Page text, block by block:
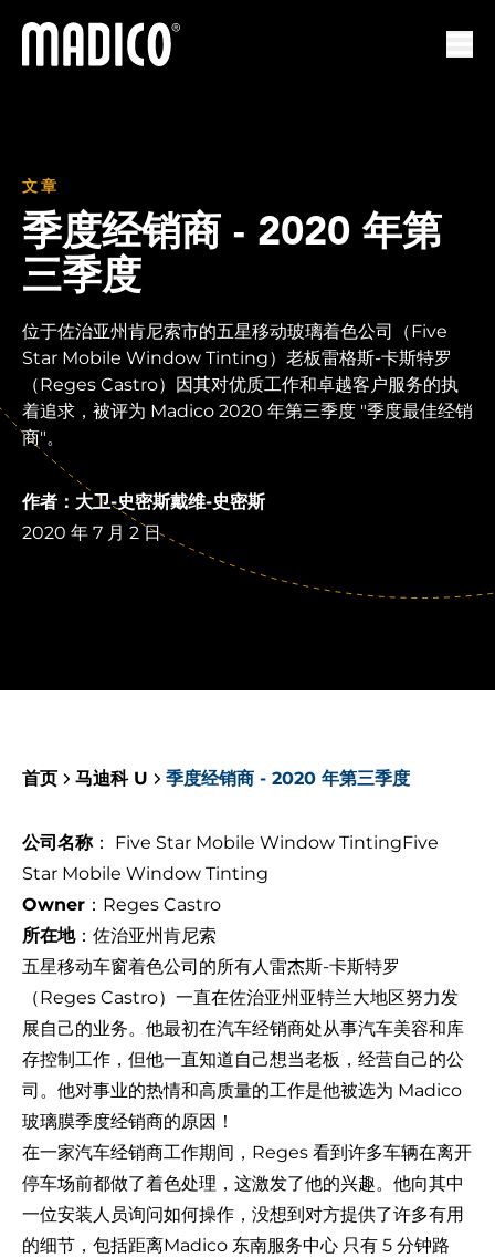
马迪科
文章
季度经销商 - 2020 年第
三季度
位于佐治亚州肯尼索市的五星移动玻璃着色公司（Five
Star Mobile Window Tinting）老板雷格斯-卡斯特罗
（Reges Castro）因其对优质工作和卓越客户服务的执
着追求，被评为 Madico 2020 年第三季度 "季度最佳经销
商"。
作者：大卫-史密斯戴维-史密斯
2020 年 7 月 2 日
首页 马迪科 U 季度经销商 - 2020 年第三季度
公司名称： Five Star Mobile Window TintingFive
Star Mobile Window Tinting
Owner ：Reges Castro
所在地：佐治亚州肯尼索
五星移动车窗着色公司的所有人雷杰斯-卡斯特罗
（Reges Castro）一直在佐治亚州亚特兰大地区努力发
展自己的业务。他最初在汽车经销商处从事汽车美容和库
存控制工作，但他一直知道自己想当老板，经营自己的公
司。他对事业的热情和高质量的工作是他被选为 Madico
玻璃膜季度经销商的原因！
在一家汽车经销商工作期间，Reges 看到许多车辆在离开
停车场前都做了着色处理，这激发了他的兴趣。他向其中
一位安装人员询问如何操作，没想到对方提供了许多有用
的细节，包括距离Madico 东南服务中心 只有 5 分钟路